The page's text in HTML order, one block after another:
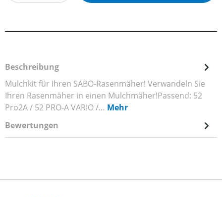
Beschreibung
Mulchkit für Ihren SABO-Rasenmäher! Verwandeln Sie
Ihren Rasenmäher in einen Mulchmäher!Passend: 52
Pro2A / 52 PRO-A VARIO /… Mehr
Bewertungen